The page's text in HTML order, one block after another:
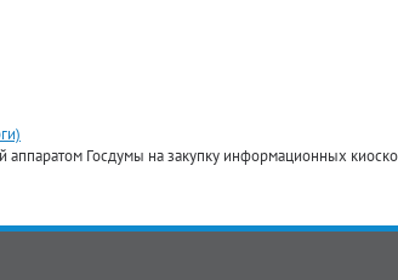
аппаратом Госдумы на закупку информационных